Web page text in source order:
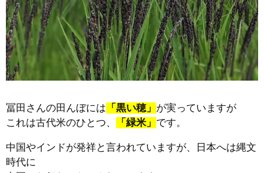
冨田さんの田んぼには 「黒い穂」 が実っていますが
これは古代米のひとつ、
「緑米」 です。
中国やインドが発祥と言われていますが、日本へは縄文
時代に